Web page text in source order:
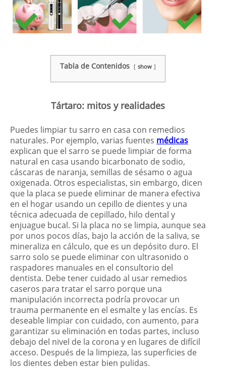
Tabla de Contenidos show
Tártaro: mitos y realidades
Puedes limpiar tu sarro en casa con remedios
naturales. Por ejemplo, varias fuentes médicas
explican que el sarro se puede limpiar de forma
natural en casa usando bicarbonato de sodio,
cáscaras de naranja, semillas de sésamo o agua
oxigenada. Otros especialistas, sin embargo, dicen
que la placa se puede eliminar de manera efectiva
en el hogar usando un cepillo de dientes y una
técnica adecuada de cepillado, hilo dental y
enjuague bucal. Si la placa no se limpia, aunque sea
por unos pocos días, bajo la acción de la saliva, se
mineraliza en cálculo, que es un depósito duro. El
sarro solo se puede eliminar con ultrasonido o
raspadores manuales en el consultorio del
dentista. Debe tener cuidado al usar remedios
caseros para tratar el sarro porque una
manipulación incorrecta podría provocar un
trauma permanente en el esmalte y las encías. Es
deseable limpiar con cuidado, con aumento, para
garantizar su eliminación en todas partes, incluso
debajo del nivel de la corona y en lugares de difícil
acceso. Después de la limpieza, las superficies de
los dientes deben estar bien pulidas.